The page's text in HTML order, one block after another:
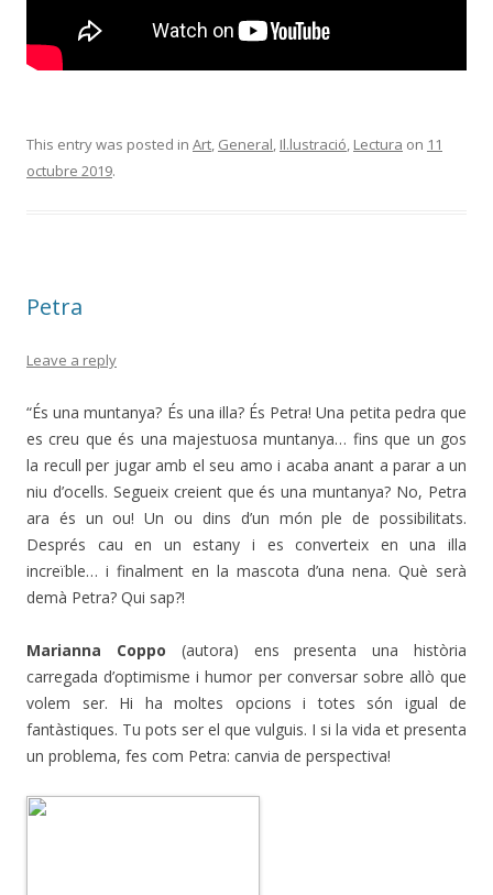
This entry was posted in Art General Il.lustració Lectura on 11
octubre 2019.
Petra
Leave a reply
“És una muntanya? És una illa? És Petra! Una petita pedra que
es creu que és una majestuosa muntanya… fins que un gos
la recull per jugar amb el seu amo i acaba anant a parar a un
niu d’ocells. Segueix creient que és una muntanya? No, Petra
ara és un ou! Un ou dins d’un món ple de possibilitats.
Després cau en un estany i es converteix en una illa
increïble… i finalment en la mascota d’una nena. Què serà
demà Petra? Qui sap?!
Marianna Coppo (autora) ens presenta una història
carregada d’optimisme i humor per conversar sobre allò que
volem ser. Hi ha moltes opcions i totes són igual de
fantàstiques. Tu pots ser el que vulguis. I si la vida et presenta
un problema, fes com Petra: canvia de perspectiva!